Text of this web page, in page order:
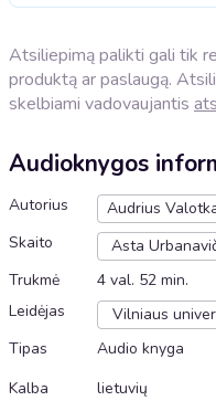
Atsiliepimą palikti gali tik
produktą ar paslaugą.
skelbiami vadovaujantis
Audioknygos
Autorius
Audrius
Skaito
Asta
Trukmė
4 val. 52 min.
Leidėjas
Vilniaus
Tipas
Audio knyga
Kalba
lietuvių